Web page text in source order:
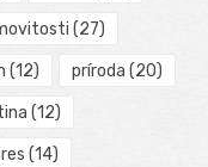
(27)
(12) príroda (20)
(12)
(14)